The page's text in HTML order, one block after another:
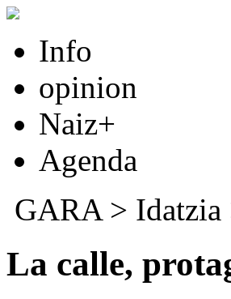
Info
opinion
Naiz+
Agenda
GARA> Idatzia
La calle,